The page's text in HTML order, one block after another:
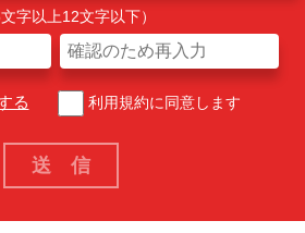
字以上12文字以下）
る 利用規約に同意します